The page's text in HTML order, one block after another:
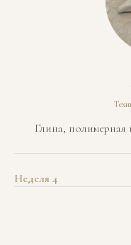
Глина, полимерная
Неделя 4